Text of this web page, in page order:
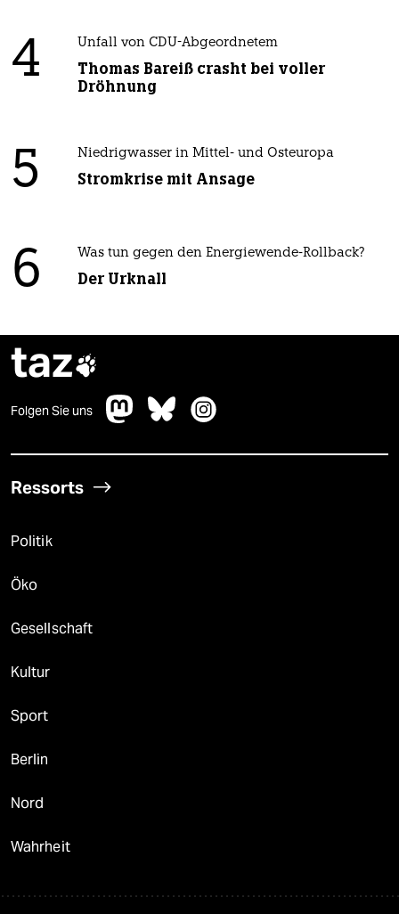
4 Unfall von CDU-Abgeordnetem
Thomas Bareiß crasht bei voller
Dröhnung
5 Niedrigwasser in Mittel- und Osteuropa
Stromkrise mit Ansage
6 Was tun gegen den Energiewende-Rollback?
Der Urknall
taz
Folgen Sie uns
Ressorts
Politik
Öko
Gesellschaft
Kultur
Sport
Berlin
Nord
Wahrheit